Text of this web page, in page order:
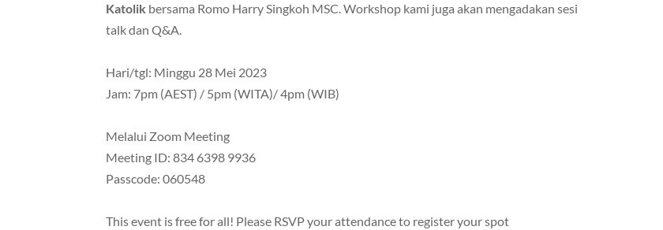
Katolik bersama Romo Harry Singkoh MSC. Workshop kami juga akan mengadakan sesi
talk dan Q&A.
Hari/tgl: Minggu 28 Mei 2023
Jam: 7pm (AEST) / 5pm (WITA)/ 4pm (WIB)
Melalui Zoom Meeting
Meeting ID: 834 6398 9936
Passcode: 060548
This event is free for all! Please RSVP your attendance to register your spot